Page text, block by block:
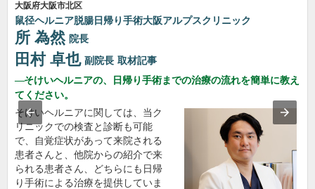
大阪府大阪市北区
鼠径ヘルニア脱腸日帰り手術大阪アルプスクリニック
所 為然 院長
田村 卓也 副院長 取材記事
そけいヘルニアの、日帰り手術までの治療の流れを簡単に教え
てください。
そけいヘルニアに関しては、当ク
リニックでの検査と診断も可能
で、自覚症状があって来院される
患者さんと、他院からの紹介で来
られる患者さん、どちらにも日帰
り手術による治療を提供していま